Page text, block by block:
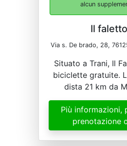
alcun
Il faletto
Via s. De brado, 28,
Situato a Trani, Il
biciclette gratuite.
dista 21 km da
Più informazioni,
prenotazione